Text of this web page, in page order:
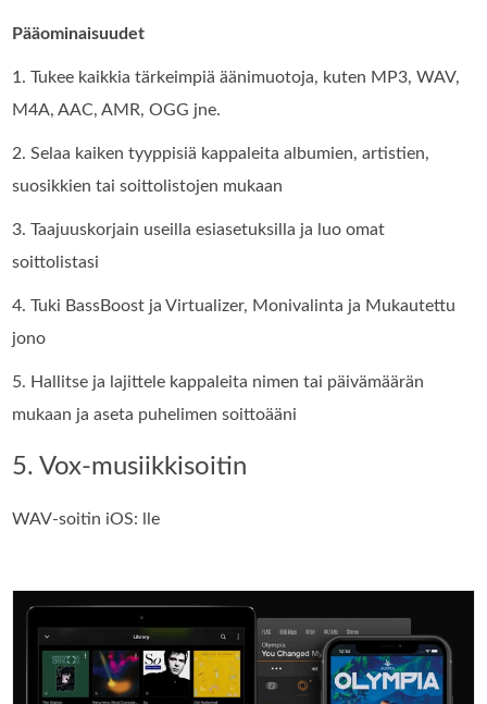
Pääominaisuudet
1. Tukee kaikkia tärkeimpiä äänimuotoja, kuten MP3, WAV,
M4A, AAC, AMR, OGG jne.
2. Selaa kaiken tyyppisiä kappaleita albumien, artistien,
suosikkien tai soittolistojen mukaan
3. Taajuuskorjain useilla esiasetuksilla ja luo omat
soittolistasi
4. Tuki BassBoost ja Virtualizer, Monivalinta ja Mukautettu
jono
5. Hallitse ja lajittele kappaleita nimen tai päivämäärän
mukaan ja aseta puhelimen soittoääni
5. Vox-musiikkisoitin
WAV-soitin iOS: lle